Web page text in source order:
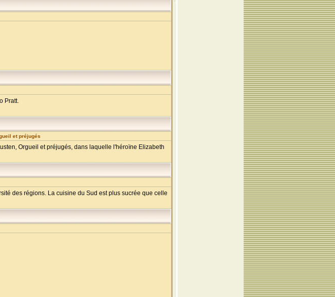
Pratt.
et préjugés
Orgueil et préjugés, dans laquelle l'héroïne Elizabeth
des régions. La cuisine du Sud est plus sucrée que celle